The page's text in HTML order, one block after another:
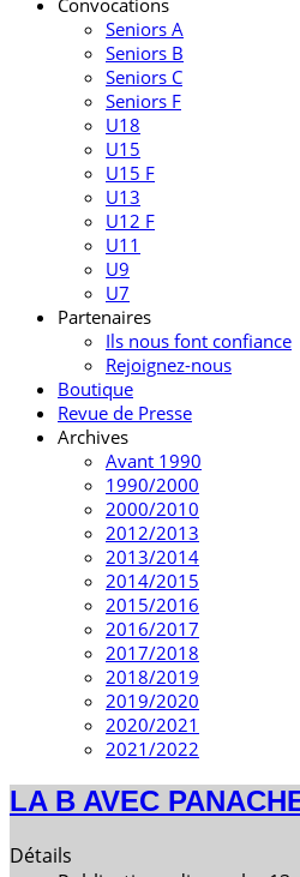
Convocations
Seniors A
Seniors B
Seniors C
Seniors F
U18
U15
U15 F
U13
U12 F
U11
U9
U7
Partenaires
Ils nous font confiance
Rejoignez-nous
Boutique
Revue de Presse
Archives
Avant 1990
1990/2000
2000/2010
2012/2013
2013/2014
2014/2015
2015/2016
2016/2017
2017/2018
2018/2019
2019/2020
2020/2021
2021/2022
LA B AVEC
Détails